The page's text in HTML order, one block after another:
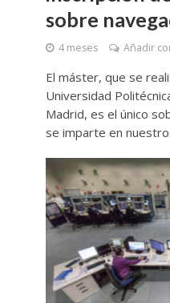
sobre
4 meses Añadir
El máster, que se
Universidad
Madrid, es el único
se imparte en